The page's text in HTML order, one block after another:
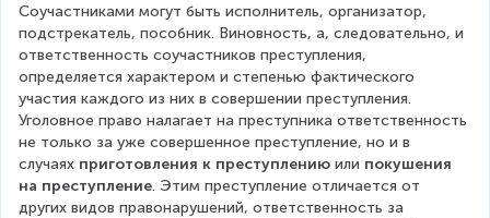
Соучастниками могут быть исполнитель, организатор,
подстрекатель, пособник. Виновность, а, следовательно, и
ответственность соучастников преступления,
определяется характером и степенью фактического
участия каждого из них в совершении преступления.
Уголовное право налагает на преступника ответственность
не только за уже совершенное преступление, но и в
случаях приготовления к преступлению или покушения
на преступление. Этим преступление отличается от
других видов правонарушений, ответственность за